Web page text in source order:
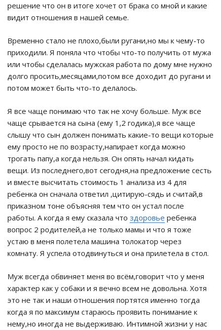
решение что он в итоге хочет от брака со мной и какие
видит отношения в нашей семье.
Временно стало не плохо,были ругани,но мы к чему-то
приходили. Я поняла что чтобы что-то получить от мужа
или чтобы сделалась мужская работа по дому мне нужно
долго просить,месяцами,потом все доходит до ругани и
потом может быть что-то делалось.
Я все чаще понимаю что так не хочу больше. Муж все
чаще срывается на сына (ему 1,2 годика),я все чаще
слышу что сын должен понимать какие-то вещи которые
ему просто не по возрасту,напирает когда можно
трогать папу,а когда нельзя. Он опять начал кидать
вещи. Из последнего,вот сегодня,на предложение сесть
и вместе высчитать стоимость 1 анализа из 4 для
ребенка он сначала ответил ,цитирую-сядь и считай,в
приказном тоне объясняя тем что он устал после
работы. А когда я ему сказала что здоровье ребенка
вопрос 2 родителей,а не только мамы и что я тоже
устаю в меня полетела машина толокатор через
комнату. Я успела отодвинуться и она прилетела в стол.
Муж всегда обвиняет меня во всём,говорит что у меня
характер как у собаки и я вечно всем не довольна. Хотя
это не так и наши отношения портятся именно тогда
когда я по максимум стараюсь проявить понимание к
нему,но иногда не выдерживаю. Интимной жизни у нас